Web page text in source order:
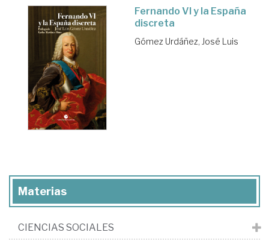
Fernando VI y la España
discreta
Gómez Urdáñez, José Luis
Materias
CIENCIAS SOCIALES